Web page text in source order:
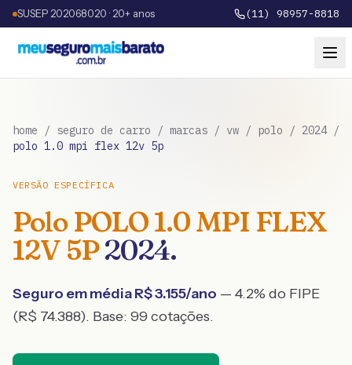
SUSEP 202068020 · 20+ anos (11) 98957-8818
home / seguro de carro / marcas / vw / polo / 2024/
polo 1.0 mpi flex 12v 5p
VERSÃO ESPECÍFICA
Polo POLO 1.0 MPI FLEX
12V 5P2024.
Seguro em média R$3.155/ano — 4.2% do FIPE
(R$ 74.388). Base: 99 cotações.